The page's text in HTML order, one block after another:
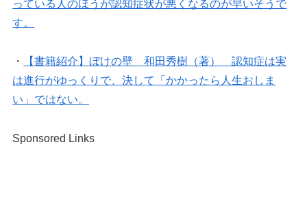
っている人のほうが認知症状が悪くなるのが早いそうで
す。
・
【書籍紹介】ぼけの壁 和田秀樹（著） 認知症は実
は進行がゆっくりで、決して「かかったら人生おしま
い」ではない。
Sponsored Links